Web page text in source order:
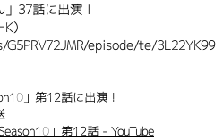
37話に出演！
）
episode/te/3L22YK99
」第12話に出演！
」第12話 - YouTube